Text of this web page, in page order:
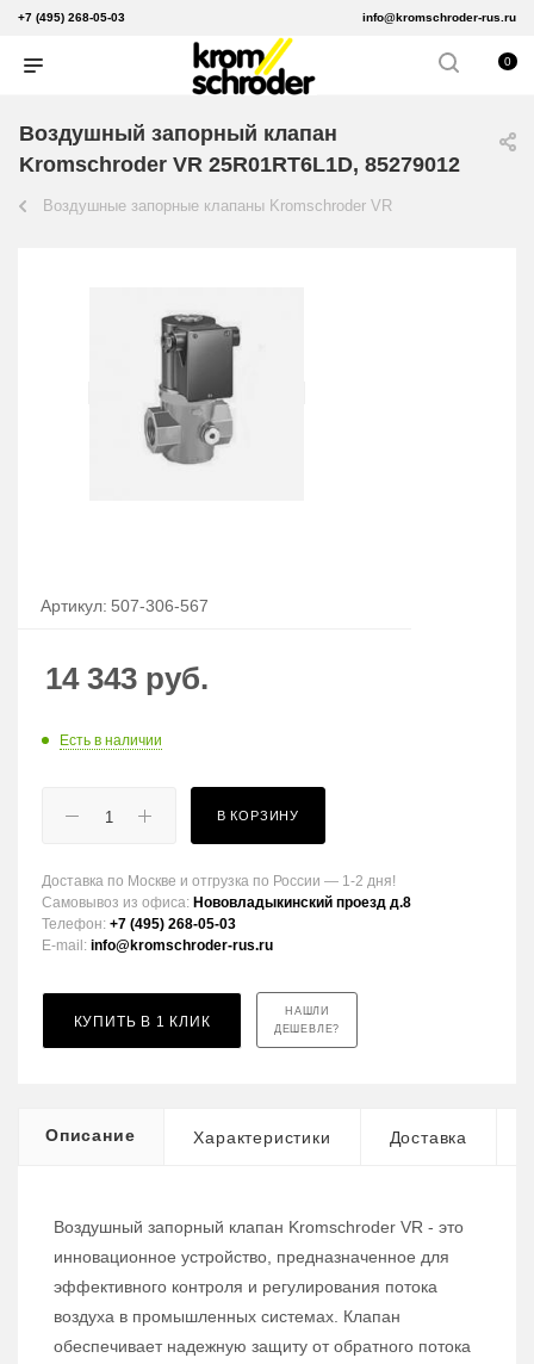
+7 (495) 268-05-03 info@kromschroder-rus.ru
0
Воздушный запорный клапан
Kromschroder VR 25R01RT6L1D, 85279012
Воздушные запорные клапаны Kromschroder VR
Артикул: 507-306-567
14 343 руб.
Есть в наличии
В КОРЗИНУ
Доставка по Москве и отгрузка по России — 1-2 дня!
Самовывоз из офиса: Нововладыкинский проезд д.8
Телефон: +7 (495) 268-05-03
E-mail: info@kromschroder-rus.ru
КУПИТЬ В 1 КЛИК
НАШЛИ
ДЕШЕВЛЕ?
Описание Характеристики Доставка
Воздушный запорный клапан Kromschroder VR - это
инновационное устройство, предназначенное для
эффективного контроля и регулирования потока
воздуха в промышленных системах. Клапан
обеспечивает надежную защиту от обратного потока